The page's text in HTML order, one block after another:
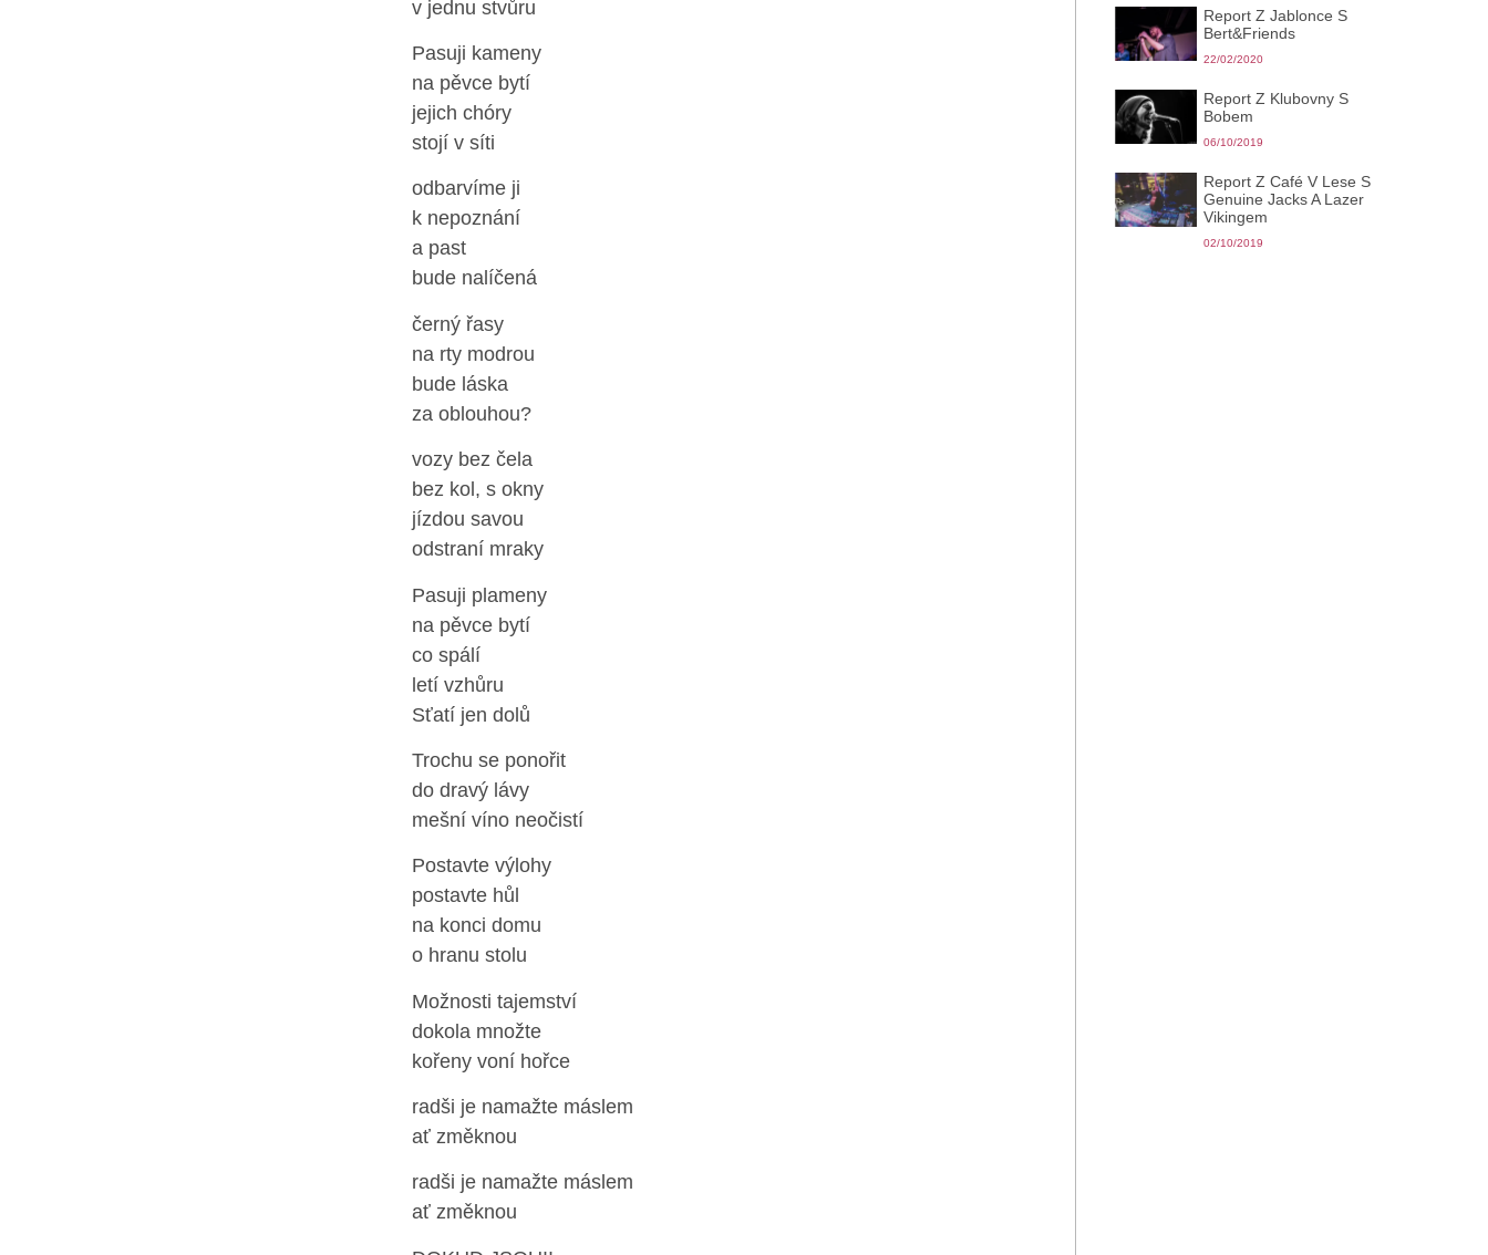
v jednu stvůru
Pasuji kameny
na pěvce bytí
jejich chóry
stojí v síti
odbarvíme ji
k nepoznání
a past
bude nalíčená
černý řasy
na rty modrou
bude láska
za oblouhou?
vozy bez čela
bez kol, s okny
jízdou savou
odstraní mraky
Pasuji plameny
na pěvce bytí
co spálí
letí vzhůru
Sťatí jen dolů
Trochu se ponořit
do dravý lávy
mešní víno neočistí
Postavte výlohy
postavte hůl
na konci domu
o hranu stolu
Možnosti tajemství
dokola množte
kořeny voní hořce
radši je namažte máslem
ať změknou
radši je namažte máslem
ať změknou
Report Z Jablonce S
Bert&Friends
22/02/2020
Report Z Klubovny S
Bobem
06/10/2019
Report Z Café V Lese S
Genuine Jacks A Lazer
Vikingem
02/10/2019